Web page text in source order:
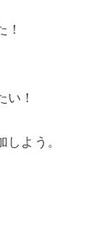
！
い！
よう。